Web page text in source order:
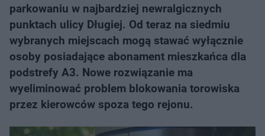
parkowaniu w najbardziej newralgicznych
punktach ulicy Długiej. Od teraz na siedmiu
wybranych miejscach mogą stawać wyłącznie
osoby posiadające abonament mieszkańca dla
podstrefy A3. Nowe rozwiązanie ma
wyeliminować problem blokowania torowiska
przez kierowców spoza tego rejonu.